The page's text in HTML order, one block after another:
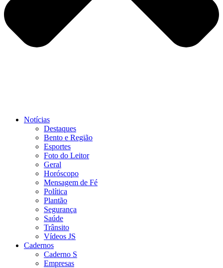
Notícias
Destaques
Bento e Região
Esportes
Foto do Leitor
Geral
Horóscopo
Mensagem de Fé
Política
Plantão
Segurança
Saúde
Trânsito
Vídeos JS
Cadernos
Caderno S
Empresas